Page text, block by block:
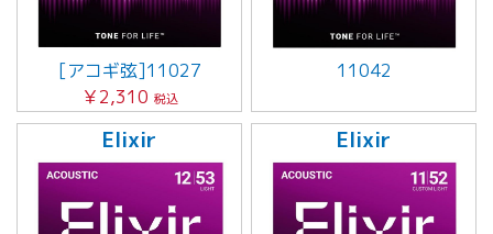
[アコギ弦]11027
￥2,310 税込
11042
Elixir Elixir